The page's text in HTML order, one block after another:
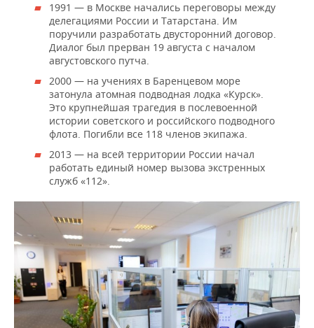
1991 — в Москве начались переговоры между
делегациями России и Татарстана. Им
поручили разработать двусторонний договор.
Диалог был прерван 19 августа с началом
августовского путча.
2000 — на учениях в Баренцевом море
затонула атомная подводная лодка «Курск».
Это крупнейшая трагедия в послевоенной
истории советского и российского подводного
флота. Погибли все 118 членов экипажа.
2013 — на всей территории России начал
работать единый номер вызова экстренных
служб «112».